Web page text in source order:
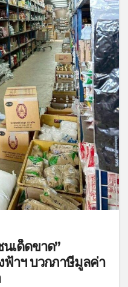
นเด็ดขาด”
าฯ บวกภาษีมูลค่า